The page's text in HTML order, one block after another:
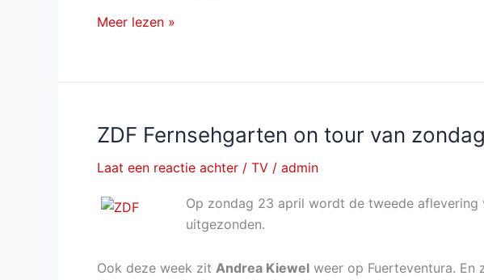
ZDF-
zondag
augustus
2017
Meer lezen »
ZDF Fernsehgarten on tour van
Laat een reactie achter / TV / admin
Op zondag 23 april wordt de tweede aflevering
uitgezonden.
Ook deze week zit Andrea Kiewel weer op Fuerteventura. En